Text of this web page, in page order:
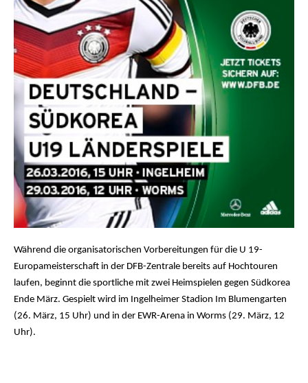
Während die organisatorischen Vorbereitungen für die U 19-
Europameisterschaft in der DFB-Zentrale bereits auf Hochtouren
laufen, beginnt die sportliche mit zwei Heimspielen gegen Südkorea
Ende März. Gespielt wird im Ingelheimer Stadion Im Blumengarten
(26. März, 15 Uhr) und in der EWR-Arena in Worms (29. März, 12
Uhr).